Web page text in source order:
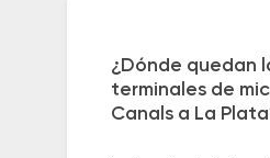
¿Dónde quedan
terminales de
Canals a La